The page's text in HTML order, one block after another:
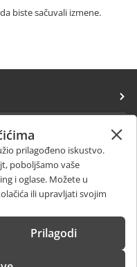
biste sačuvali izmene.
prilagođeno iskustvo.
poboljšamo vaše
i oglase. Možete u
ili upravljati svojim
Prilagodi